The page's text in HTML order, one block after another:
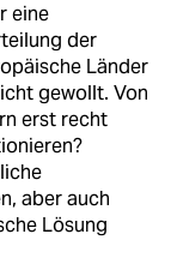
eine
der
Länder
gewollt. Von
erst recht
aber auch
Lösung